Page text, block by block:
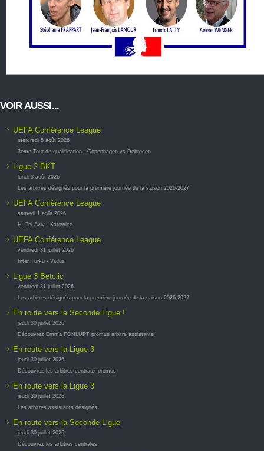
VOIR AUSSI...
UEFA Conférence League
mercredi 5 août 2026
3ème Tour de qualification - Copenhagen vs Debrecen
Ligue 2 BKT
lundi 3 août 2026
Les arbitres désignés pour la première journée de la saison 2026-2027
UEFA Conférence League
samedi 1 août 2026
H. Tel-Aviv - Katowice
UEFA Conférence League
vendredi 31 juillet 2026
Inter Turku - Vaduz
Ligue 3 Betclic
vendredi 31 juillet 2026
Les arbitres désignés pour la première journée de la saison 2026-2027
En route vers la Seconde Ligue !
jeudi 30 juillet 2026
Découvrez Emma FONLUPT promue arbitre assistante
En route vers la Ligue 3
jeudi 30 juillet 2026
Découvrez les arbitres centraux promus
En route vers la Ligue 3
jeudi 30 juillet 2026
Les arbitres assistants désignés
En route vers la Seconde Ligue
jeudi 30 juillet 2026
Découvrez les arbitres centrales